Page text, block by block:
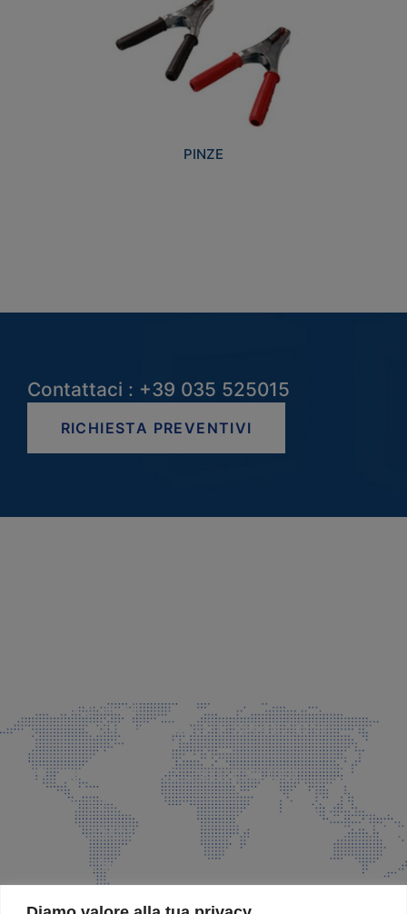
PINZE
Contattaci : +39 035 525015
RICHIESTA PREVENTIVI
info@faeg.it
COMMERCIALE E SPEDIZIONI
Via Padre Elzi, 32 Grassobbio (BG)
035 525015
035 335037
info@faeg.it
SITE MAP